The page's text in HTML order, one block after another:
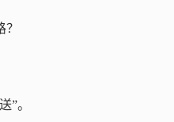
”。